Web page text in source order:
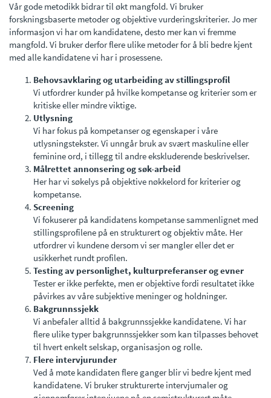
Vår gode metodikk bidrar til økt mangfold. Vi bruker
forskningsbaserte metoder og objektive vurderingskriterier. Jo mer
informasjon vi har om kandidatene, desto mer kan vi fremme
mangfold. Vi bruker derfor flere ulike metoder for å bli bedre kjent
med alle kandidatene vi har i prosessene.
Behovsavklaring og utarbeiding av stillingsprofil
Vi utfordrer kunder på hvilke kompetanse og kriterier som er
kritiske eller mindre viktige.
Utlysning
Vi har fokus på kompetanser og egenskaper i våre
utlysningstekster. Vi unngår bruk av svært maskuline eller
feminine ord, i tillegg til andre ekskluderende beskrivelser.
Målrettet annonsering og søk-arbeid
Her har vi søkelys på objektive nøkkelord for kriterier og
kompetanse.
Screening
Vi fokuserer på kandidatens kompetanse sammenlignet med
stillingsprofilene på en strukturert og objektiv måte. Her
utfordrer vi kundene dersom vi ser mangler eller det er
usikkerhet rundt profilen.
Testing av personlighet, kulturpreferanser og evner
Tester er ikke perfekte, men er objektive fordi resultatet ikke
påvirkes av våre subjektive meninger og holdninger.
Bakgrunnssjekk
Vi anbefaler alltid å bakgrunnssjekke kandidatene. Vi har
flere ulike typer bakgrunnssjekker som kan tilpasses behovet
til hvert enkelt selskap, organisasjon og rolle.
Flere intervjurunder
Ved å møte kandidaten flere ganger blir vi bedre kjent med
kandidatene. Vi bruker strukturerte intervjumaler og